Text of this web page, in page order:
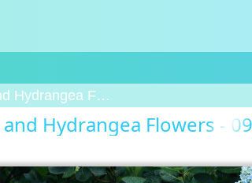
Flowers - 09
Hydrangea Flowers -